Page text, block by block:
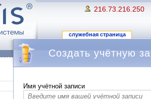
216.73.216.250
служебная страница
Создать учётную
Имя учётной записи